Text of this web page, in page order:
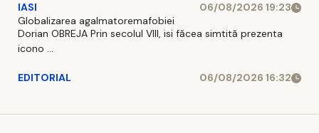
IASI
06/08/2026 19:23
Globalizarea agalmatoremafobiei
Dorian OBREJA Prin secolul VIII, isi făcea simtită prezenta
icono ...
EDITORIAL 06/08/2026 16:32